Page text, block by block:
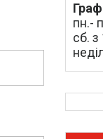
пн.-
сб.